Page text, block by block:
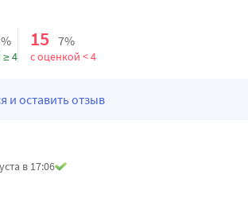
≥ 4
15 7%
с оценкой < 4
и оставить отзыв
в 17:06